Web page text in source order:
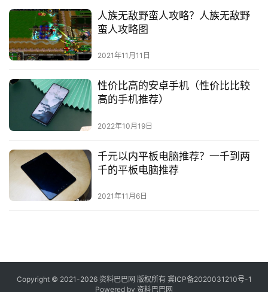
人族无敌野蛮人攻略？人族无敌野
蛮人攻略图
2021年11月11日
性价比高的安卓手机（性价比比较
高的手机推荐）
2022年10月19日
千元以内平板电脑推荐？一千到两
千的平板电脑推荐
2021年11月6日
Copyright © 2021-2026 资料巴巴网 版权所有 冀ICP备2020031210号-1
Powered by 资料巴巴网